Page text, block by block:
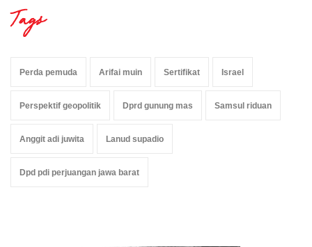
Tags
Perda pemuda Arifai muin Sertifikat Israel
Perspektif geopolitik Dprd gunung mas Samsul riduan
Anggit adi juwita Lanud supadio
Dpd pdi perjuangan jawa barat